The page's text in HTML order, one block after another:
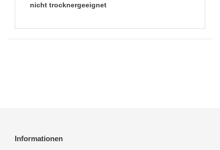
nicht trocknergeeignet
Informationen